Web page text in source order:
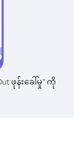
ဖုန်းခေါ်မှု” ကို